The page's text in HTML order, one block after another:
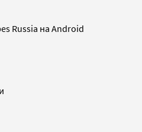
Russia на Android